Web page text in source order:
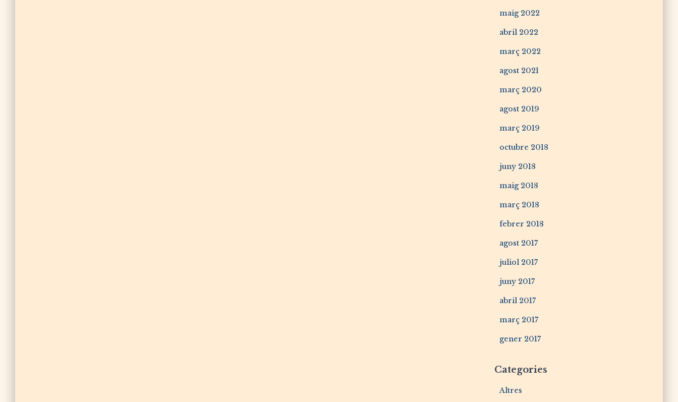
maig 2022
abril 2022
març 2022
agost 2021
març 2020
agost 2019
març 2019
octubre 2018
juny 2018
maig 2018
març 2018
febrer 2018
agost 2017
juliol 2017
juny 2017
abril 2017
març 2017
gener 2017
Categories
Altres